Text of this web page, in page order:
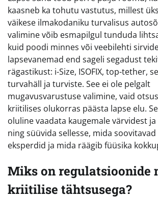
kaasneb ka tohutu vastutus, millest
väikese ilmakodaniku turvalisus
valimine võib esmapilgul tunduda
kuid poodi minnes või veebilehti
lapsevanemad end sageli segadust
rägastikust: i-Size, ISOFIX, top-tether,
turvahäll ja turviste. See ei ole pelgalt
mugavusvarustuse valimine, vaid
kriitilises olukorras päästa lapse elu.
oluline vaadata kaugemale värvidest
ning süüvida sellesse, mida
eksperdid ja mida räägib füüsika
Miks on regulatsioonide
kriitilise tähtsusega?